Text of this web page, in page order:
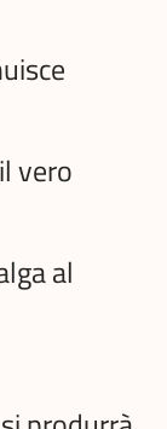
vero
al